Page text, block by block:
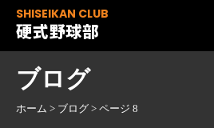
SHISEIKAN CLUB
硬式野球部
ブログ
ホーム > ブログ > ページ 8